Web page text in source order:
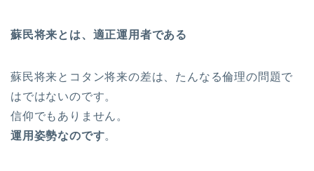
蘇民将来とは、適正運用者である
蘇民将来とコタン将来の差は、たんなる倫理の問題で
はではないのです。
信仰でもありません。
運用姿勢なのです。